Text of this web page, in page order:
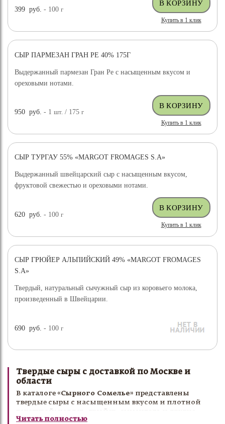
399 руб. - 100г
Купить в 1 клик
СЫР ПАРМЕЗАН ГРАН РЕ 40% 175Г
Выдержанный пармезан Гран Ре с насыщенным вкусом и
ореховыми нотами.
950 руб. - 1шт. / 175г
Купить в 1 клик
СЫР ТУРГАУ 55% «MARGOT FROMAGES S.A»
Выдержанный швейцарский сыр с насыщенным вкусом,
фруктовой свежестью и ореховыми нотами.
620 руб. - 100г
Купить в 1 клик
СЫР ГРЮЙЕР АЛЬПИЙСКИЙ 49% «MARGOT FROMAGES
S.A»
Твердый, натуральный сычужный сыр из коровьего молока,
произведенный в Швейцарии.
690 руб. - 100г
Твердые сыры с доставкой по Москве и
области
В каталоге «Сырного Сомелье» представлены
твердые сыры с насыщенным вкусом и плотной
выдержанные сорта.
Читать полностью